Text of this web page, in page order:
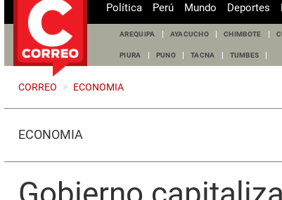
Política Perú Mundo Deportes
AREQUIPA AYACUCHO CHIMBOTE
PIURA PUNO TACNA TUMBES
CORREO > ECONOMIA
ECONOMÍA